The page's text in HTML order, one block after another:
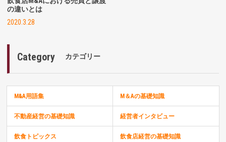
の違いとは
2020.3.28
Category カテゴリー
M&A用語集 M＆Aの基礎知識
不動産経営の基礎知識 経営者インタビュー
飲食トピックス 飲食店経営の基礎知識